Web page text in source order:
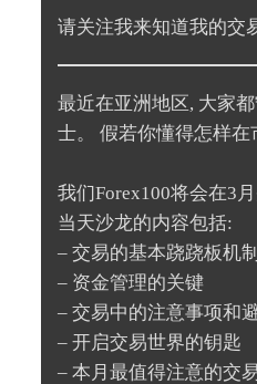
请关注我来知道我的交
最近在亚洲地区, 大家
士。 假若你懂得怎样
我们Forex100将会在3
当天沙龙的内容包括:
– 交易的基本跷跷板机制
– 资金管理的关键
– 交易中的注意事项和
– 开启交易世界的钥匙
– 本月最值得注意的交